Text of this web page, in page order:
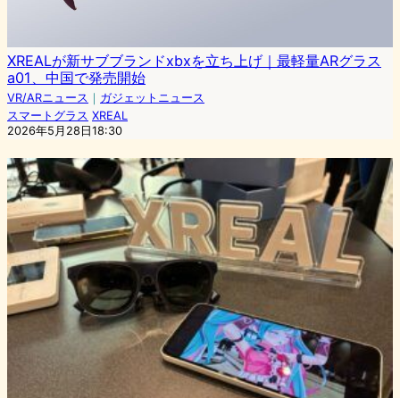
XREALが新サブブランドxbxを立ち上げ｜最軽量ARグラス
a01、中国で発売開始
VR/ARニュース ｜ ガジェットニュース
スマートグラス XREAL
2026年5月28日18:30